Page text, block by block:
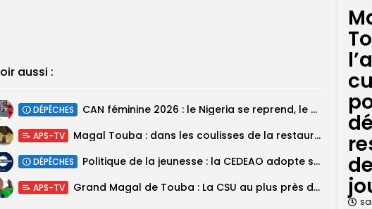
aussi :
DÉPÊCHES ‎CAN féminine 2026 : le Nigeria se reprend, le Malawi surprend encore...
APS-TV Magal Touba : dans les coulisses de la restauration de la presse...
DÉPÊCHES Politique de la jeunesse : la CEDEAO adopte son plan d’actions stratégiques...
APS-TV Grand Magal de Touba : La CSU au plus près des pèlerins